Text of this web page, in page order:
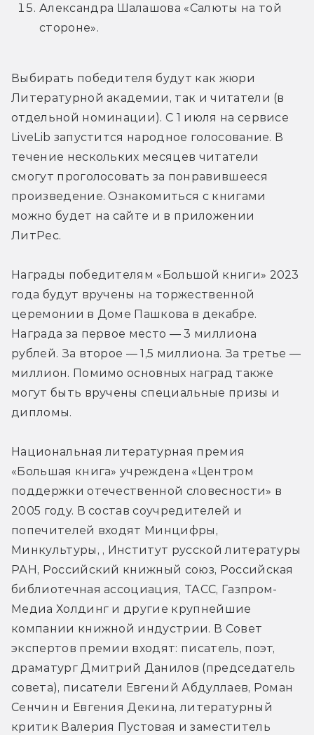
Александра Шалашова «Салюты на той
стороне».
Выбирать победителя будут как жюри
Литературной академии, так и читатели (в
отдельной номинации). С 1 июля на сервисе
LiveLib запустится народное голосование. В
течение нескольких месяцев читатели
смогут проголосовать за понравившееся
произведение. Ознакомиться с книгами
можно будет на сайте и в приложении
ЛитРес.
Награды победителям «Большой книги» 2023
года будут вручены на торжественной
церемонии в Доме Пашкова в декабре.
Награда за первое место — 3 миллиона
рублей. За второе — 1,5 миллиона. За третье —
миллион. Помимо основных наград также
могут быть вручены специальные призы и
дипломы.
Национальная литературная премия
«Большая книга» учреждена «Центром
поддержки отечественной словесности» в
2005 году. В состав соучредителей и
попечителей входят Минцифры,
Минкультуры, , Институт русской литературы
РАН, Российский книжный союз, Российская
библиотечная ассоциация, ТАСС, Газпром-
Медиа Холдинг и другие крупнейшие
компании книжной индустрии. В Совет
экспертов премии входят: писатель, поэт,
драматург Дмитрий Данилов (председатель
совета), писатели Евгений Абдуллаев, Роман
Сенчин и Евгения Декина, литературный
критик Валерия Пустовая и заместитель